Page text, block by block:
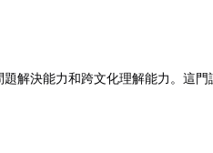
解決能力和跨文化理解能力。這門